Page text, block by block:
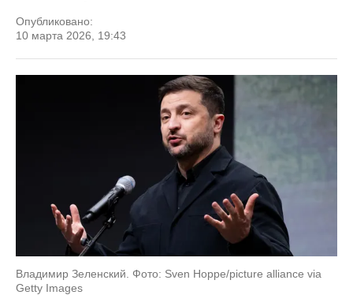
Опубликовано:
10 марта 2026, 19:43
Владимир Зеленский. Фото: Sven Hoppe/picture alliance via
Getty Images